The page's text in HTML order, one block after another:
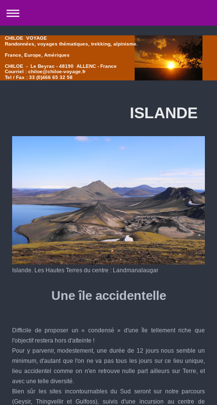
CHILOE VOYAGE
Randonnées, voyages thématiques, trekking, alpinisme.
France, Europe, Amériques
CHILOE - Le Beyrac - 48190 ALLENC - France
Courriel : chiloe@chiloe-voyage.fr
Tel / Fax : 33 (0)466 65 32 58
ISLANDE
Islande. Les Hautes Terres du centre : Landmanalaugar
Une île accidentelle
Difficile de proposer un « condensé » d'une île tellement riche que
l'objectif restera hors d'atteinte !
Pour y parvenir, modestement, une durée de 12 jours nous semble un
minimum, d'autant que l'on ne va pas tous les jours sur ce lieu unique,
lieu accidentel comme on n'en retrouve nulle part ailleurs sur Terre, et
avec une telle diversité.
Bien sûr les sites incontournables du Sud seront sur notre parcours
(Geysir, Thingvellir et Gulfoss), suivis d'une incursion au centre de